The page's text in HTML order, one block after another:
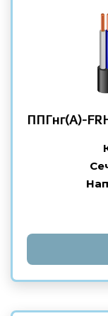
ППГнг(А)-